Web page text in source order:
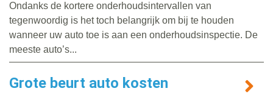
Ondanks de kortere onderhoudsintervallen van
tegenwoordig is het toch belangrijk om bij te houden
wanneer uw auto toe is aan een onderhoudsinspectie. De
meeste auto’s...
Grote beurt auto kosten